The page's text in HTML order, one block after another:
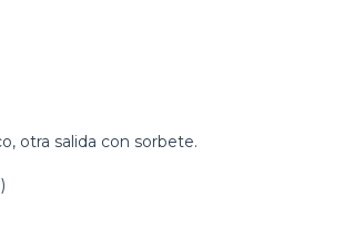
otra salida con sorbete.